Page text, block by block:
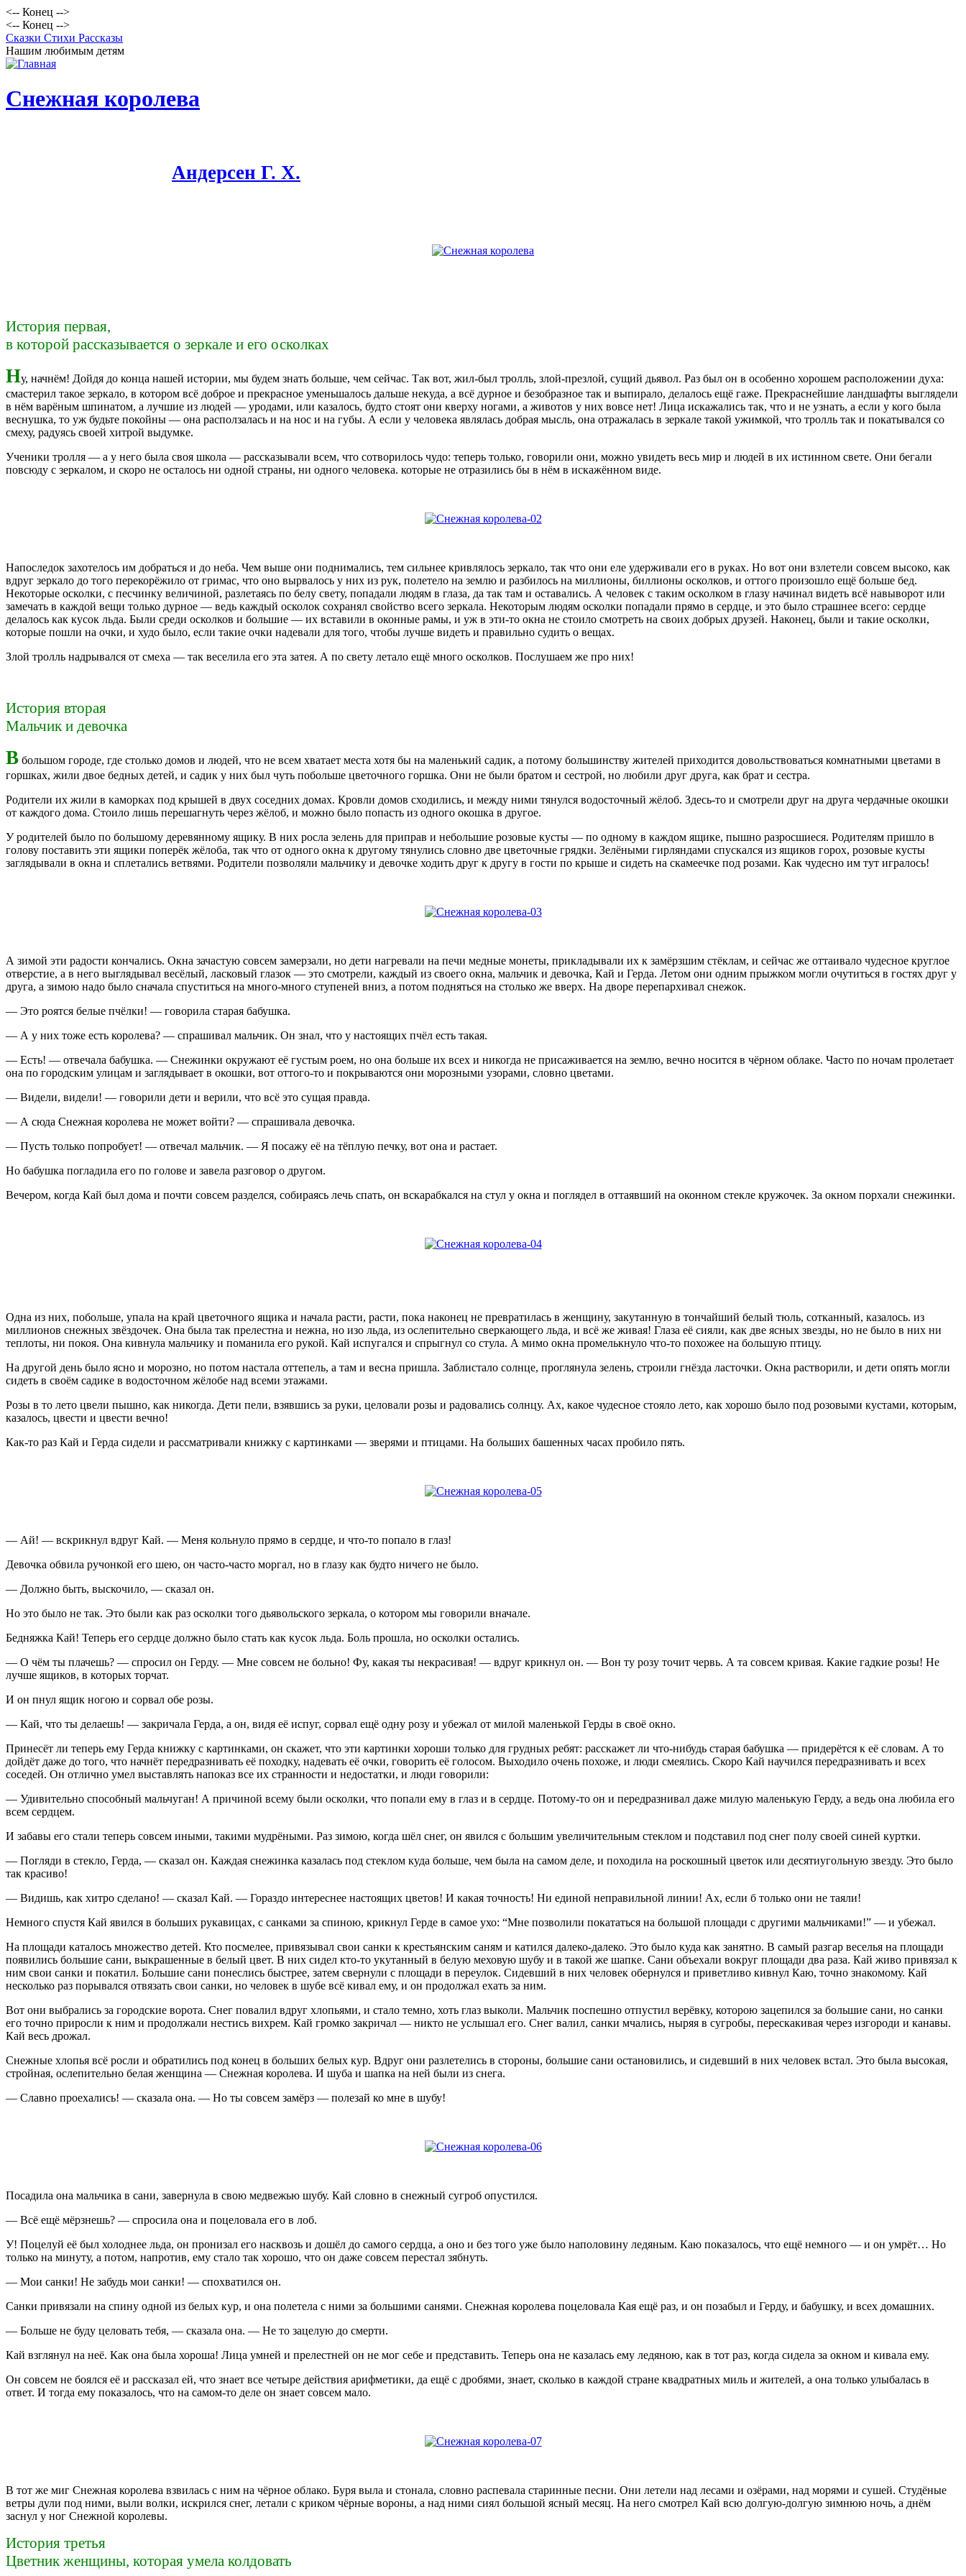
<-- Конец -->
<-- Конец -->
Сказки Стихи Рассказы
Нашим любимым детям
Снежная королева
Андерсен Г. Х.
История первая,
в которой рассказывается о зеркале и его осколках
Ну, начнём! Дойдя до конца нашей истории, мы будем знать больше, чем сейчас. Так вот, жил-был тролль, злой-презлой, сущий дьявол. Раз был он в особенно хорошем расположении духа:
смастерил такое зеркало, в котором всё доброе и прекрасное уменьшалось дальше некуда, а всё дурное и безобразное так и выпирало, делалось ещё гаже. Прекраснейшие ландшафты выглядели
в нём варёным шпинатом, а лучшие из людей — уродами, или казалось, будто стоят они кверху ногами, а животов у них вовсе нет! Лица искажались так, что и не узнать, а если у кого была
веснушка, то уж будьте покойны — она расползалась и на нос и на губы. А если у человека являлась добрая мысль, она отражалась в зеркале такой ужимкой, что тролль так и покатывался со
смеху, радуясь своей хитрой выдумке.
Ученики тролля — а у него была своя школа — рассказывали всем, что сотворилось чудо: теперь только, говорили они, можно увидеть весь мир и людей в их истинном свете. Они бегали
повсюду с зеркалом, и скоро не осталось ни одной страны, ни одного человека. которые не отразились бы в нём в искажённом виде.
Напоследок захотелось им добраться и до неба. Чем выше они поднимались, тем сильнее кривлялось зеркало, так что они еле удерживали его в руках. Но вот они взлетели совсем высоко, как
вдруг зеркало до того перекорёжило от гримас, что оно вырвалось у них из рук, полетело на землю и разбилось на миллионы, биллионы осколков, и оттого произошло ещё больше бед.
Некоторые осколки, с песчинку величиной, разлетаясь по белу свету, попадали людям в глаза, да так там и оставались. А человек с таким осколком в глазу начинал видеть всё навыворот или
замечать в каждой вещи только дурное — ведь каждый осколок сохранял свойство всего зеркала. Некоторым людям осколки попадали прямо в сердце, и это было страшнее всего: сердце
делалось как кусок льда. Были среди осколков и большие — их вставили в оконные рамы, и уж в эти-то окна не стоило смотреть на своих добрых друзей. Наконец, были и такие осколки,
которые пошли на очки, и худо было, если такие очки надевали для того, чтобы лучше видеть и правильно судить о вещах.
Злой тролль надрывался от смеха — так веселила его эта затея. А по свету летало ещё много осколков. Послушаем же про них!
История вторая
Мальчик и девочка
В большом городе, где столько домов и людей, что не всем хватает места хотя бы на маленький садик, а потому большинству жителей приходится довольствоваться комнатными цветами в
горшках, жили двое бедных детей, и садик у них был чуть побольше цветочного горшка. Они не были братом и сестрой, но любили друг друга, как брат и сестра.
Родители их жили в каморках под крышей в двух соседних домах. Кровли домов сходились, и между ними тянулся водосточный жёлоб. Здесь-то и смотрели друг на друга чердачные окошки
от каждого дома. Стоило лишь перешагнуть через жёлоб, и можно было попасть из одного окошка в другое.
У родителей было по большому деревянному ящику. В них росла зелень для приправ и небольшие розовые кусты — по одному в каждом ящике, пышно разросшиеся. Родителям пришло в
голову поставить эти ящики поперёк жёлоба, так что от одного окна к другому тянулись словно две цветочные грядки. Зелёными гирляндами спускался из ящиков горох, розовые кусты
заглядывали в окна и сплетались ветвями. Родители позволяли мальчику и девочке ходить друг к другу в гости по крыше и сидеть на скамеечке под розами. Как чудесно им тут игралось!
А зимой эти радости кончались. Окна зачастую совсем замерзали, но дети нагревали на печи медные монеты, прикладывали их к замёрзшим стёклам, и сейчас же оттаивало чудесное круглое
отверстие, а в него выглядывал весёлый, ласковый глазок — это смотрели, каждый из своего окна, мальчик и девочка, Кай и Герда. Летом они одним прыжком могли очутиться в гостях друг у
друга, а зимою надо было сначала спуститься на много-много ступеней вниз, а потом подняться на столько же вверх. На дворе перепархивал снежок.
— Это роятся белые пчёлки! — говорила старая бабушка.
— А у них тоже есть королева? — спрашивал мальчик. Он знал, что у настоящих пчёл есть такая.
— Есть! — отвечала бабушка. — Снежинки окружают её густым роем, но она больше их всех и никогда не присаживается на землю, вечно носится в чёрном облаке. Часто по ночам пролетает
она по городским улицам и заглядывает в окошки, вот оттого-то и покрываются они морозными узорами, словно цветами.
— Видели, видели! — говорили дети и верили, что всё это сущая правда.
— А сюда Снежная королева не может войти? — спрашивала девочка.
— Пусть только попробует! — отвечал мальчик. — Я посажу её на тёплую печку, вот она и растает.
Но бабушка погладила его по голове и завела разговор о другом.
Вечером, когда Кай был дома и почти совсем разделся, собираясь лечь спать, он вскарабкался на стул у окна и поглядел в оттаявший на оконном стекле кружочек. За окном порхали снежинки.
Одна из них, побольше, упала на край цветочного ящика и начала расти, расти, пока наконец не превратилась в женщину, закутанную в тончайший белый тюль, сотканный, казалось. из
миллионов снежных звёздочек. Она была так прелестна и нежна, но изо льда, из ослепительно сверкающего льда, и всё же живая! Глаза её сияли, как две ясных звезды, но не было в них ни
теплоты, ни покоя. Она кивнула мальчику и поманила его рукой. Кай испугался и спрыгнул со стула. А мимо окна промелькнуло что-то похожее на большую птицу.
На другой день было ясно и морозно, но потом настала оттепель, а там и весна пришла. Заблистало солнце, проглянула зелень, строили гнёзда ласточки. Окна растворили, и дети опять могли
сидеть в своём садике в водосточном жёлобе над всеми этажами.
Розы в то лето цвели пышно, как никогда. Дети пели, взявшись за руки, целовали розы и радовались солнцу. Ах, какое чудесное стояло лето, как хорошо было под розовыми кустами, которым,
казалось, цвести и цвести вечно!
Как-то раз Кай и Герда сидели и рассматривали книжку с картинками — зверями и птицами. На больших башенных часах пробило пять.
— Ай! — вскрикнул вдруг Кай. — Меня кольнуло прямо в сердце, и что-то попало в глаз!
Девочка обвила ручонкой его шею, он часто-часто моргал, но в глазу как будто ничего не было.
— Должно быть, выскочило, — сказал он.
Но это было не так. Это были как раз осколки того дьявольского зеркала, о котором мы говорили вначале.
Бедняжка Кай! Теперь его сердце должно было стать как кусок льда. Боль прошла, но осколки остались.
— О чём ты плачешь? — спросил он Герду. — Мне совсем не больно! Фу, какая ты некрасивая! — вдруг крикнул он. — Вон ту розу точит червь. А та совсем кривая. Какие гадкие розы! Не
лучше ящиков, в которых торчат.
И он пнул ящик ногою и сорвал обе розы.
— Кай, что ты делаешь! — закричала Герда, а он, видя её испуг, сорвал ещё одну розу и убежал от милой маленькой Герды в своё окно.
Принесёт ли теперь ему Герда книжку с картинками, он скажет, что эти картинки хороши только для грудных ребят: расскажет ли что-нибудь старая бабушка — придерётся к её словам. А то
дойдёт даже до того, что начнёт передразнивать её походку, надевать её очки, говорить её голосом. Выходило очень похоже, и люди смеялись. Скоро Кай научился передразнивать и всех
соседей. Он отлично умел выставлять напоказ все их странности и недостатки, и люди говорили:
— Удивительно способный мальчуган! А причиной всему были осколки, что попали ему в глаз и в сердце. Потому-то он и передразнивал даже милую маленькую Герду, а ведь она любила его
всем сердцем.
И забавы его стали теперь совсем иными, такими мудрёными. Раз зимою, когда шёл снег, он явился с большим увеличительным стеклом и подставил под снег полу своей синей куртки.
— Погляди в стекло, Герда, — сказал он. Каждая снежинка казалась под стеклом куда больше, чем была на самом деле, и походила на роскошный цветок или десятиугольную звезду. Это было
так красиво!
— Видишь, как хитро сделано! — сказал Кай. — Гораздо интереснее настоящих цветов! И какая точность! Ни единой неправильной линии! Ах, если б только они не таяли!
Немного спустя Кай явился в больших рукавицах, с санками за спиною, крикнул Герде в самое ухо: “Мне позволили покататься на большой площади с другими мальчиками!” — и убежал.
На площади каталось множество детей. Кто посмелее, привязывал свои санки к крестьянским саням и катился далеко-далеко. Это было куда как занятно. В самый разгар веселья на площади
появились большие сани, выкрашенные в белый цвет. В них сидел кто-то укутанный в белую меховую шубу и в такой же шапке. Сани объехали вокруг площади два раза. Кай живо привязал к
ним свои санки и покатил. Большие сани понеслись быстрее, затем свернули с площади в переулок. Сидевший в них человек обернулся и приветливо кивнул Каю, точно знакомому. Кай
несколько раз порывался отвязать свои санки, но человек в шубе всё кивал ему, и он продолжал ехать за ним.
Вот они выбрались за городские ворота. Снег повалил вдруг хлопьями, и стало темно, хоть глаз выколи. Мальчик поспешно отпустил верёвку, которою зацепился за большие сани, но санки
его точно приросли к ним и продолжали нестись вихрем. Кай громко закричал — никто не услышал его. Снег валил, санки мчались, ныряя в сугробы, перескакивая через изгороди и канавы.
Кай весь дрожал.
Снежные хлопья всё росли и обратились под конец в больших белых кур. Вдруг они разлетелись в стороны, большие сани остановились, и сидевший в них человек встал. Это была высокая,
стройная, ослепительно белая женщина — Снежная королева. И шуба и шапка на ней были из снега.
— Славно проехались! — сказала она. — Но ты совсем замёрз — полезай ко мне в шубу!
Посадила она мальчика в сани, завернула в свою медвежью шубу. Кай словно в снежный сугроб опустился.
— Всё ещё мёрзнешь? — спросила она и поцеловала его в лоб.
У! Поцелуй её был холоднее льда, он пронизал его насквозь и дошёл до самого сердца, а оно и без того уже было наполовину ледяным. Каю показалось, что ещё немного — и он умрёт… Но
только на минуту, а потом, напротив, ему стало так хорошо, что он даже совсем перестал зябнуть.
— Мои санки! Не забудь мои санки! — спохватился он.
Санки привязали на спину одной из белых кур, и она полетела с ними за большими санями. Снежная королева поцеловала Кая ещё раз, и он позабыл и Герду, и бабушку, и всех домашних.
— Больше не буду целовать тебя, — сказала она. — Не то зацелую до смерти.
Кай взглянул на неё. Как она была хороша! Лица умней и прелестней он не мог себе и представить. Теперь она не казалась ему ледяною, как в тот раз, когда сидела за окном и кивала ему.
Он совсем не боялся её и рассказал ей, что знает все четыре действия арифметики, да ещё с дробями, знает, сколько в каждой стране квадратных миль и жителей, а она только улыбалась в
ответ. И тогда ему показалось, что на самом-то деле он знает совсем мало.
В тот же миг Снежная королева взвилась с ним на чёрное облако. Буря выла и стонала, словно распевала старинные песни. Они летели над лесами и озёрами, над морями и сушей. Студёные
ветры дули под ними, выли волки, искрился снег, летали с криком чёрные вороны, а над ними сиял большой ясный месяц. На него смотрел Кай всю долгую-долгую зимнюю ночь, а днём
заснул у ног Снежной королевы.
История третья
Цветник женщины, которая умела колдовать